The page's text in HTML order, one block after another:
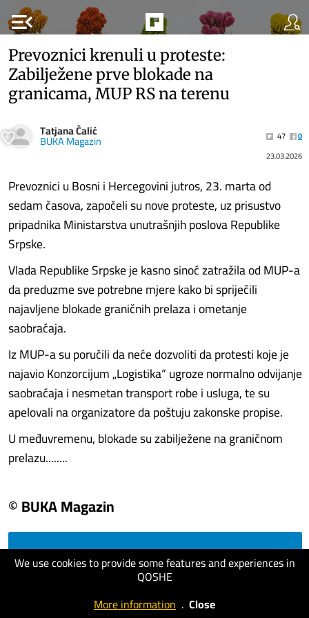
menu_open
We use cookies to provide some features and experiences in
QOSHE
More information . Close
Prevoznici krenuli u proteste:
Zabilježene prve blokade na
granicama, MUP RS na terenu
Tatjana Čalić
BUKA Magazin 47
0
23.03.2026
Prevoznici u Bosni i Hercegovini jutros, 23. marta od
sedam časova, započeli su nove proteste, uz prisustvo
pripadnika Ministarstva unutrašnjih poslova Republike
Srpske.
Vlada Republike Srpske je kasno sinoć zatražila od MUP-a
da preduzme sve potrebne mjere kako bi spriječili
najavljene blokade graničnih prelaza i ometanje
saobraćaja.
Iz MUP-a su poručili da neće dozvoliti da protesti koje je
najavio Konzorcijum „Logistika“ ugroze normalno odvijanje
saobraćaja i nesmetan transport robe i usluga, te su
apelovali na organizatore da poštuju zakonske propise.
U međuvremenu, blokade su zabilježene na graničnom
prelazu........
© BUKA Magazin
visit website